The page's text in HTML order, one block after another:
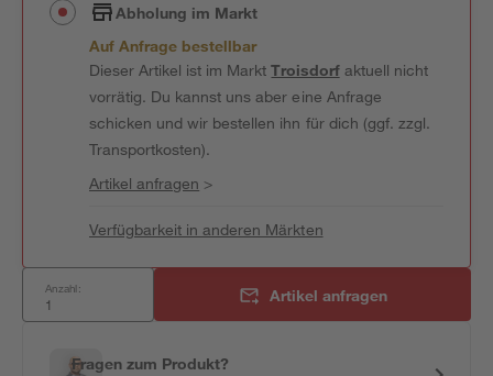
Abholung im Markt
Auf Anfrage bestellbar
Dieser Artikel ist im MarktTroisdorfaktuell nicht
vorrätig. Du kannst uns aber eine Anfrage
schicken und wir bestellen ihn für dich (ggf. zzgl.
Transportkosten).
Artikel anfragen >
Verfügbarkeit in anderen Märkten
Anzahl: Artikel anfragen
Fragen zum Produkt?